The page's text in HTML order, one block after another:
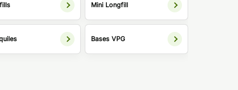
Mini Longfill
Bases VPG